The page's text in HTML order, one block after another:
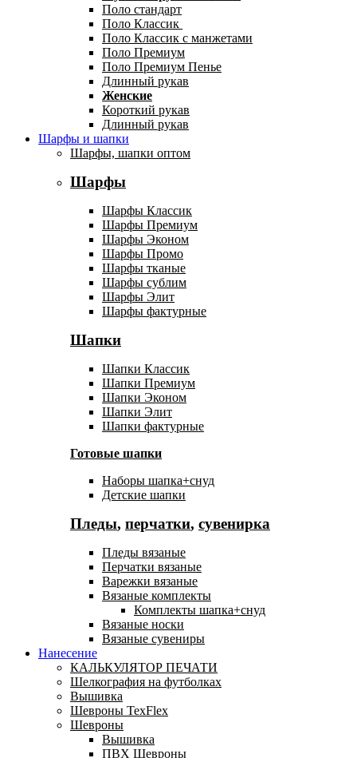
Поло стандарт
Поло Классик
Поло Классик с манжетами
Поло Премиум
Поло Премиум Пенье
Длинный рукав
Женские
Короткий рукав
Длинный рукав
Шарфы и шапки
Шарфы, шапки оптом
Шарфы
Шарфы Классик
Шарфы Премиум
Шарфы Эконом
Шарфы Промо
Шарфы тканые
Шарфы сублим
Шарфы Элит
Шарфы фактурные
Шапки
Шапки Классик
Шапки Премиум
Шапки Эконом
Шапки Элит
Шапки фактурные
Готовые шапки
Наборы шапка+снуд
Детские шапки
Пледы, перчатки, сувенирка
Пледы вязаные
Перчатки вязаные
Варежки вязаные
Вязаные комплекты
Комплекты шапка+снуд
Вязаные носки
Вязаные сувениры
Нанесение
КАЛЬКУЛЯТОР ПЕЧАТИ
Шелкография на футболках
Вышивка
Шевроны TexFlex
Шевроны
Вышивка
ПВХ Шевроны